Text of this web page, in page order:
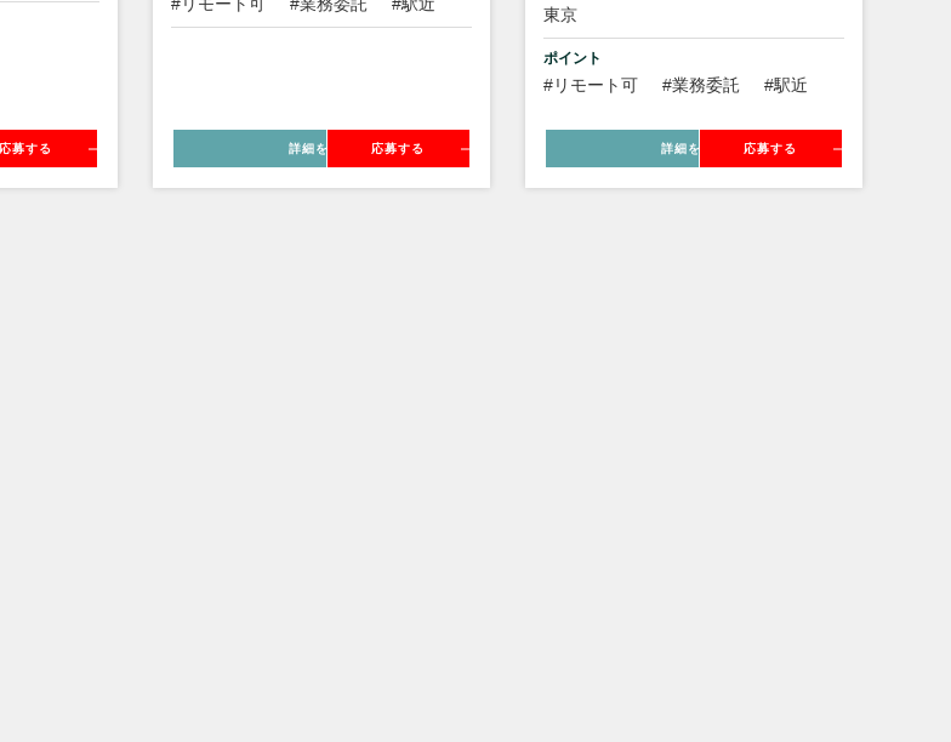
応募する 詳細を見る 応募する
東京
ポイント
#リモート可 #業務委託 #駅近
詳細を見る 応募する